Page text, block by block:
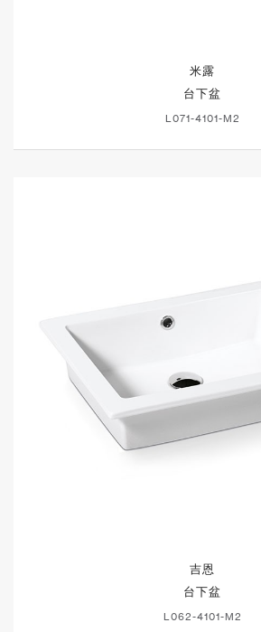
米露
台下盆
L071-4101-M2
吉恩
台下盆
L062-4101-M2